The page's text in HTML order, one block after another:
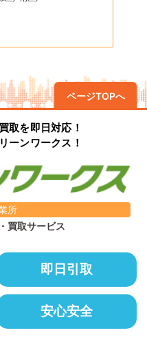
ページTOPへ
取を即日対応！
ーンワークス！
所
買取サービス
即日引取
安心安全